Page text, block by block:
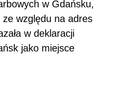
w Gdańsku,
ze względu na adres
w deklaracji
jako miejsce